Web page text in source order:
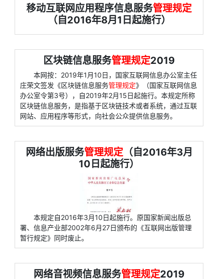
移动互联网应用程序信息服务管理规定
（自2016年8月1日起施行）
区块链信息服务管理规定2019
本网按：2019年1月10日，国家互联网信息办公室主任
庄荣文签发《区块链信息服务管理规定》（国家互联网信息
办公室令第3号），自2019年2月15日起施行。本规定所称
区块链信息服务，是指基于区块链技术或者系统，通过互联
网站、应用程序等形式，向社会公众提供信息服务。
网络出版服务管理规定（自2016年3月
10日起施行）
本规定自2016年3月10日起施行。原国家新闻出版总
署、信息产业部2002年6月27日颁布的《互联网出版管理
暂行规定》同时废止。
网络音视频信息服务管理规定2019